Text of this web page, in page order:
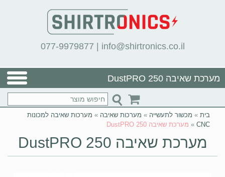
077-9979877 | info@shirtronics.co.il
מערכת שאיבה DustPRO 250
בית » מכשור לתעשייה » מערכות שאיבה » מערכות שאיבה למכונות
CNC
» מערכת שאיבה DustPRO 250
מערכת שאיבה DustPRO 250